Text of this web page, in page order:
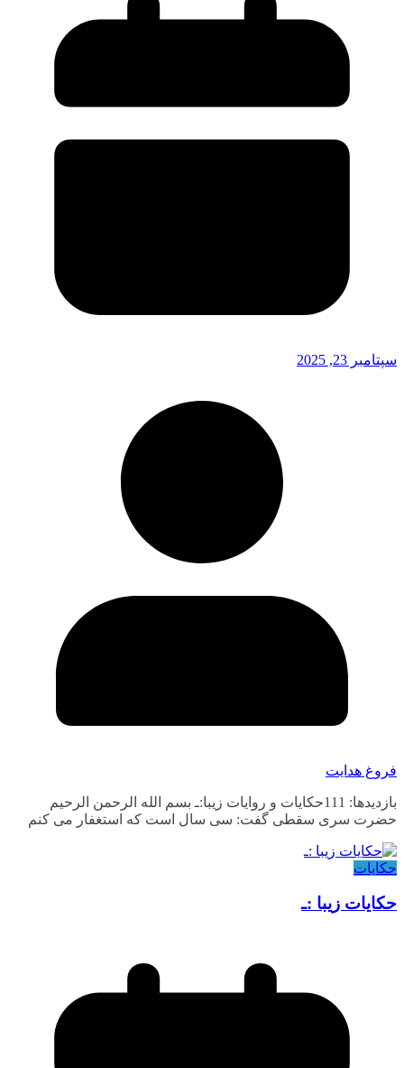
سپتامبر 23, 2025
فروغ هدایت
بازدیدها: 111حکایات و روایات زیبا:ـ بسم الله الرحمن الرحیم
حضرت سری سقطی گفت: سی سال است که استغفار می کنم
حکایات
حکایات زیبا :ـ